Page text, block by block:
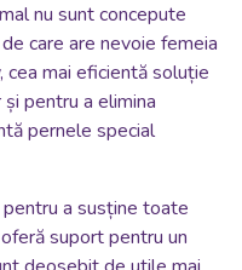
nu sunt concepute
care are nevoie femeia
cea mai eficientă soluție
pentru a elimina
pernele special
a susține toate
suport pentru un